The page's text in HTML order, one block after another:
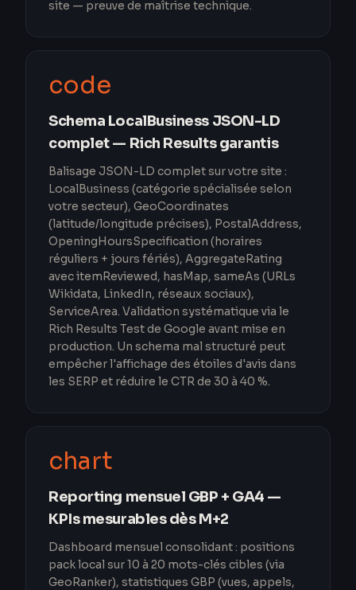
site — preuve de maîtrise technique.
code
Schema LocalBusiness JSON-LD
complet — Rich Results garantis
Balisage JSON-LD complet sur votre site :
LocalBusiness (catégorie spécialisée selon
votre secteur), GeoCoordinates
(latitude/longitude précises), PostalAddress,
OpeningHoursSpecification (horaires
réguliers + jours fériés), AggregateRating
avec itemReviewed, hasMap, sameAs (URLs
Wikidata, LinkedIn, réseaux sociaux),
ServiceArea. Validation systématique via le
Rich Results Test de Google avant mise en
production. Un schema mal structuré peut
empêcher l'affichage des étoiles d'avis dans
les SERP et réduire le CTR de 30 à 40 %.
chart
Reporting mensuel GBP + GA4 —
KPIs mesurables dès M+2
Dashboard mensuel consolidant : positions
pack local sur 10 à 20 mots-clés cibles (via
GeoRanker), statistiques GBP (vues, appels,